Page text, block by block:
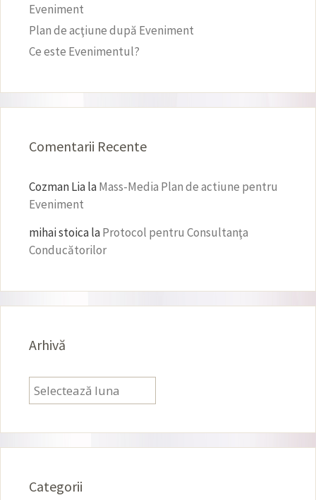
Eveniment
Plan de acţiune după Eveniment
Ce este Evenimentul?
Comentarii Recente
Cozman LialaMass-Media Plan de actiune pentru
Eveniment
mihai stoicalaProtocol pentru Consultanţa
Conducătorilor
Arhivă
Arhivă
Categorii